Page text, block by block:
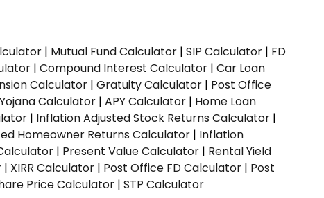
| Mutual Fund Calculator | SIP Calculator | FD
| Compound Interest Calculator | Car Loan
Calculator | Gratuity Calculator | Post Office
Calculator | APY Calculator | Home Loan
| Inflation Adjusted Stock Returns Calculator |
Homeowner Returns Calculator | Inflation
| Present Value Calculator | Rental Yield
| XIRR Calculator | Post Office FD Calculator | Post
Price Calculator | STP Calculator